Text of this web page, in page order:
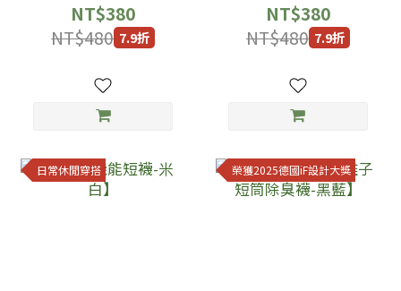
NT$380
NT$480 7.9折
NT$380
NT$480 7.9折
日常休閒穿搭 榮獲2025德國iF設計大獎